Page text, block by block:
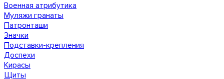
Военная атрибутика
Муляжи гранаты
Патронташи
Значки
Подставки-крепления
Доспехи
Кирасы
Щиты